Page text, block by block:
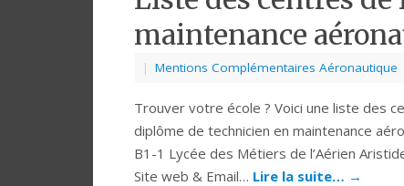
maintenance
| Mentions Complémentaires Aéronautique
Trouver votre école ? Voici une liste des
diplôme de technicien en maintenance
B1-1 Lycée des Métiers de l’Aérien
Site web & Email… Lire la suite… →